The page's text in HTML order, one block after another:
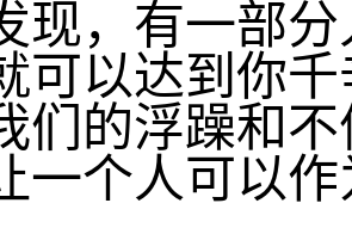
现，有一部
可以达到你
们的浮躁和
一个人可以